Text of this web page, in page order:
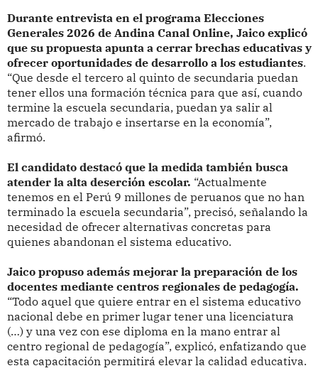
Durante entrevista en el programa Elecciones
Generales 2026 de Andina Canal Online, Jaico explicó
que su propuesta apunta a cerrar brechas educativas y
ofrecer oportunidades de desarrollo a los estudiantes.
“Que desde el tercero al quinto de secundaria puedan
tener ellos una formación técnica para que así, cuando
termine la escuela secundaria, puedan ya salir al
mercado de trabajo e insertarse en la economía”,
afirmó.
El candidato destacó que la medida también busca
atender la alta deserción escolar. “Actualmente
tenemos en el Perú 9 millones de peruanos que no han
terminado la escuela secundaria”, precisó, señalando la
necesidad de ofrecer alternativas concretas para
quienes abandonan el sistema educativo.
Jaico propuso además mejorar la preparación de los
docentes mediante centros regionales de pedagogía.
“Todo aquel que quiere entrar en el sistema educativo
nacional debe en primer lugar tener una licenciatura
(…) y una vez con ese diploma en la mano entrar al
centro regional de pedagogía”, explicó, enfatizando que
esta capacitación permitirá elevar la calidad educativa.